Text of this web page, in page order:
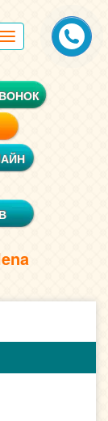
Toggle
navigation